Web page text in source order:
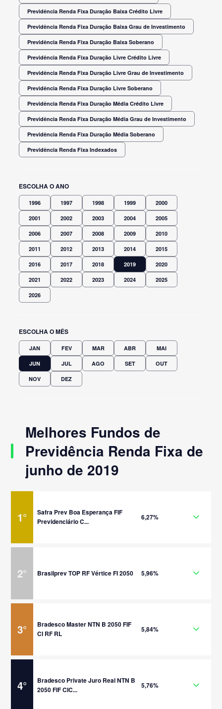
Previdência Renda Fixa Duração Baixa Crédito Livre
Previdência Renda Fixa Duração Baixa Grau de Investimento
Previdência Renda Fixa Duração Baixa Soberano
Previdência Renda Fixa Duração Livre Crédito Livre
Previdência Renda Fixa Duração Livre Grau de Investimento
Previdência Renda Fixa Duração Livre Soberano
Previdência Renda Fixa Duração Média Crédito Livre
Previdência Renda Fixa Duração Média Grau de Investimento
Previdência Renda Fixa Duração Média Soberano
Previdência Renda Fixa Indexados
ESCOLHA O ANO
1996 1997 1998 1999 2000
2001 2002 2003 2004 2005
2006 2007 2008 2009 2010
2011 2012 2013 2014 2015
2016 2017 2018 2019 2020
2021 2022 2023 2024 2025
2026
ESCOLHA O MÊS
JAN FEV MAR ABR MAI
JUN JUL AGO SET OUT
NOV DEZ
Melhores Fundos de
Previdência Renda Fixa de
junho de 2019
1°
Safra Prev Boa Esperança FIF
Previdenciário C...
6,27%
2° Brasilprev TOP RF Vértice FI 2050 5,96%
3°
Bradesco Master NTN B 2050 FIF
CI RF RL
5,84%
4°
Bradesco Private Juro Real NTN B
2050 FIF CIC...
5,76%